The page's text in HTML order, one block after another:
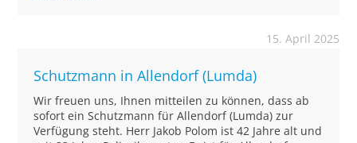
15. April 2025
Schutzmann in Allendorf (Lumda)
Wir freuen uns, Ihnen mitteilen zu können, dass ab
sofort ein Schutzmann für Allendorf (Lumda) zur
Verfügung steht. Herr Jakob Polom ist 42 Jahre alt und